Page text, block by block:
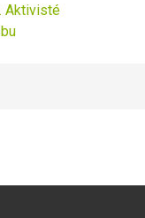
Aktivisté